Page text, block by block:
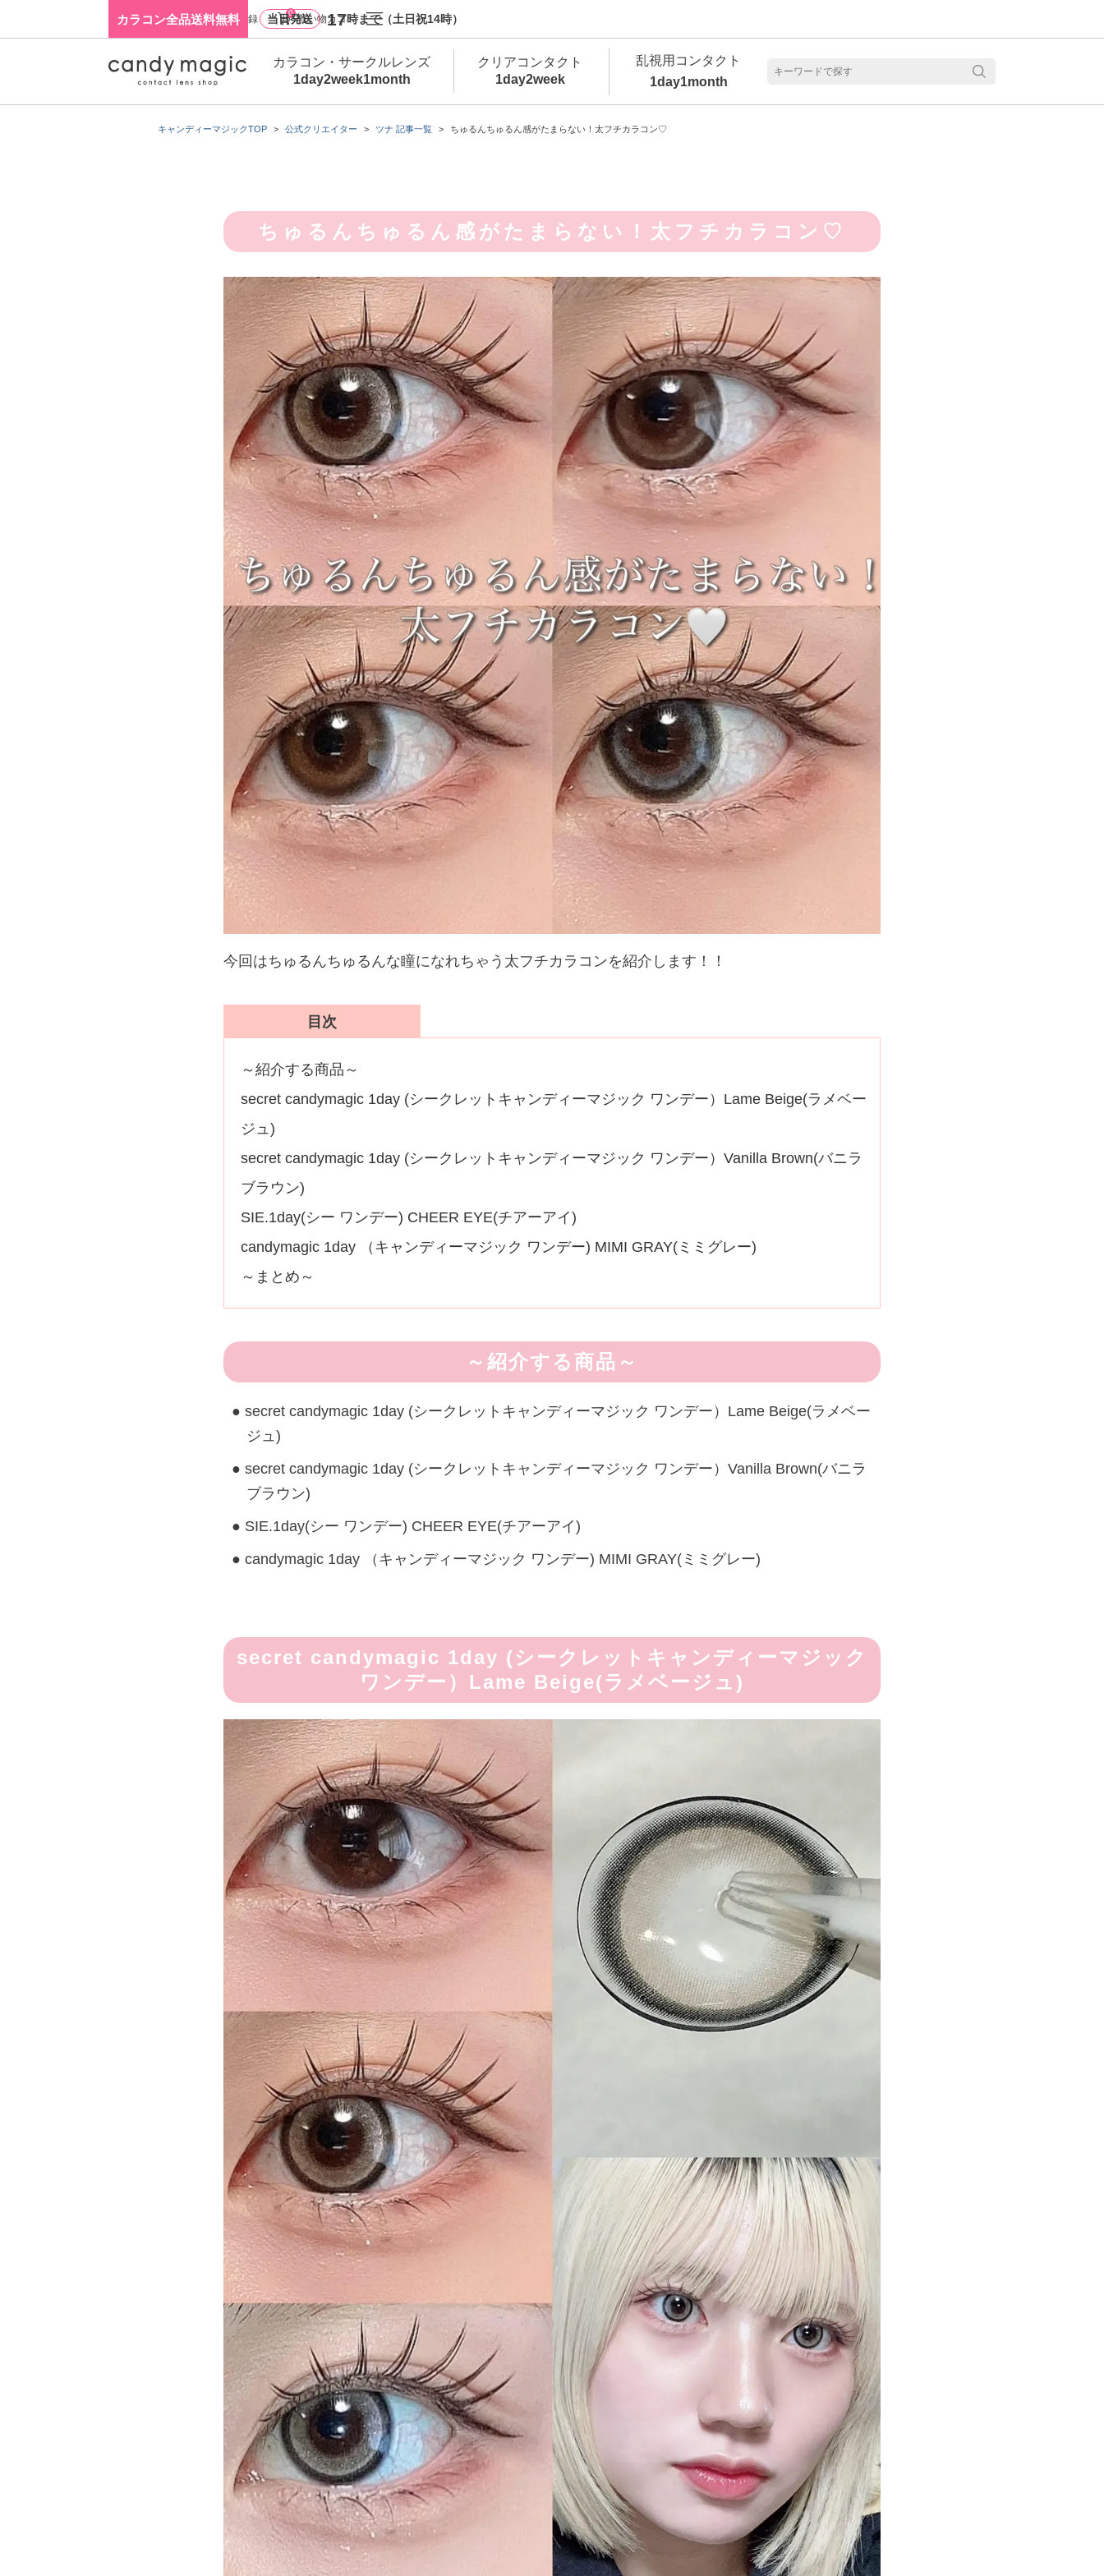
カラコン全品送料無料 当日発送 17時まで（土日祝14時）
キャンディーマジックTOP 公式クリエイター ツナ 記事一覧 ちゅるんちゅるん感がたまらない！太フチカラコン♡
ちゅるんちゅるん感がたまらない！太フチカラコン♡
今回はちゅるんちゅるんな瞳になれちゃう太フチカラコンを紹介します！！
目次
～紹介する商品～
secret candymagic 1day (シークレットキャンディーマジック ワンデー）Lame Beige(ラメベー
ジュ)
secret candymagic 1day (シークレットキャンディーマジック ワンデー）Vanilla Brown(バニラ
ブラウン)
SIE.1day(シー ワンデー) CHEER EYE(チアーアイ)
candymagic 1day （キャンディーマジック ワンデー) MIMI GRAY(ミミグレー)
～まとめ～
～紹介する商品～
secret candymagic 1day (シークレットキャンディーマジック ワンデー）Lame Beige(ラメベー
ジュ)
secret candymagic 1day (シークレットキャンディーマジック ワンデー）Vanilla Brown(バニラ
ブラウン)
SIE.1day(シー ワンデー) CHEER EYE(チアーアイ)
candymagic 1day （キャンディーマジック ワンデー) MIMI GRAY(ミミグレー)
secret candymagic 1day (シークレットキャンディーマジック
ワンデー）Lame Beige(ラメベージュ)
ログイン・新規会員登録
0
買い物カゴ
カラコン・サークルレンズ
1day2week1month
クリアコンタクト
1day2week
乱視用コンタクト
1day1month
カラコン・サークルレンズ 1day 商品一覧を見る
乱視用カラコン 1day商品一覧を見る
遠近両用カラコン 1day商品一覧を見る
カラコン・サークルレンズ 2week商品一覧を見る
カラコン・サークルレンズ 1month商品一覧を見る
クリアコンタクトレンズ 1day 商品一覧を見る 乱視用カラコン 1day商品一覧を見る
クリアコンタクトレンズ 2week 商品一覧を見る
新商品
乱視用カラコン 1day商品一覧を見る
乱視用カラコン 1month商品一覧を見る